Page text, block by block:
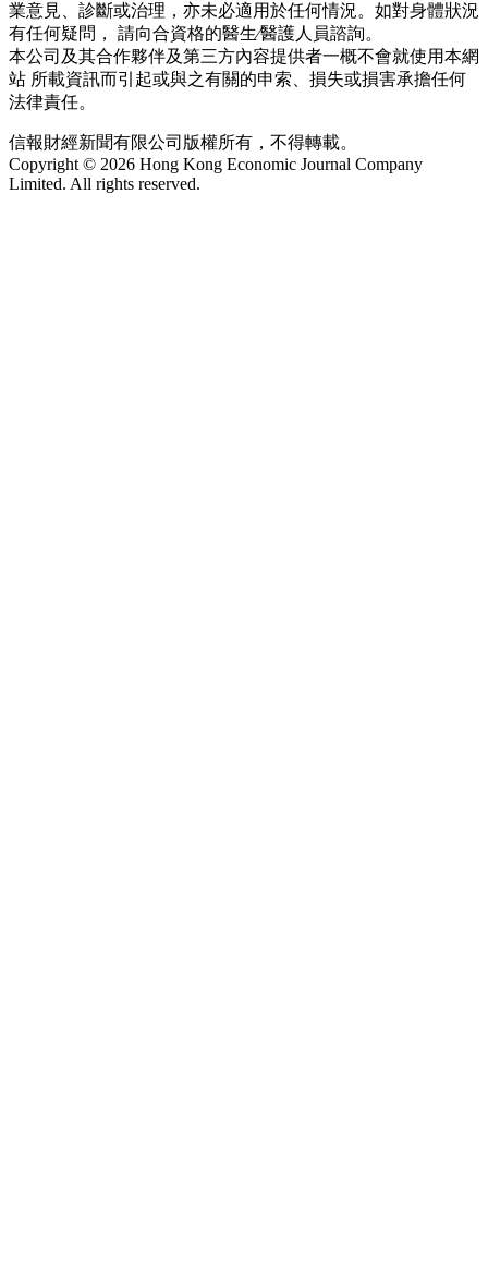
業意見、診斷或治理，亦未必適用於任何情況。如對身體狀況
有任何疑問， 請向合資格的醫生∕醫護人員諮詢。
本公司及其合作夥伴及第三方內容提供者一概不會就使用本網
站 所載資訊而引起或與之有關的申索、損失或損害承擔任何
法律責任。
信報財經新聞有限公司版權所有，不得轉載。
Copyright © 2026 Hong Kong Economic Journal Company
Limited. All rights reserved.